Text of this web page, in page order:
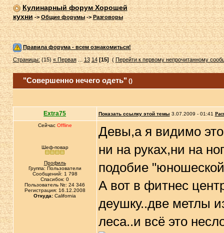
Кулинарный форум Хорошей
кухни->Общие форумы-> Разговоры
Правила форума - всем ознакомиться!
Страницы:(15)« Первая...13 14 [15](Перейти к первому непрочитанному
"Совершенно нечего одеть" ()
Extra75 Показать ссылку этой темы 3.07.2009 - 01:41
Сейчас Offline
Шеф-повар
Профиль
Группа: Пользователи
Сообщений: 1 798
Спасибок: 0
Пользователь №: 24 346
Регистрация: 16.12.2008
Откуда: California
Девы,а я видимо
ни на руках,ни на
подобие
А вот в фитнес
деушку..две метлы
леса..и всё это